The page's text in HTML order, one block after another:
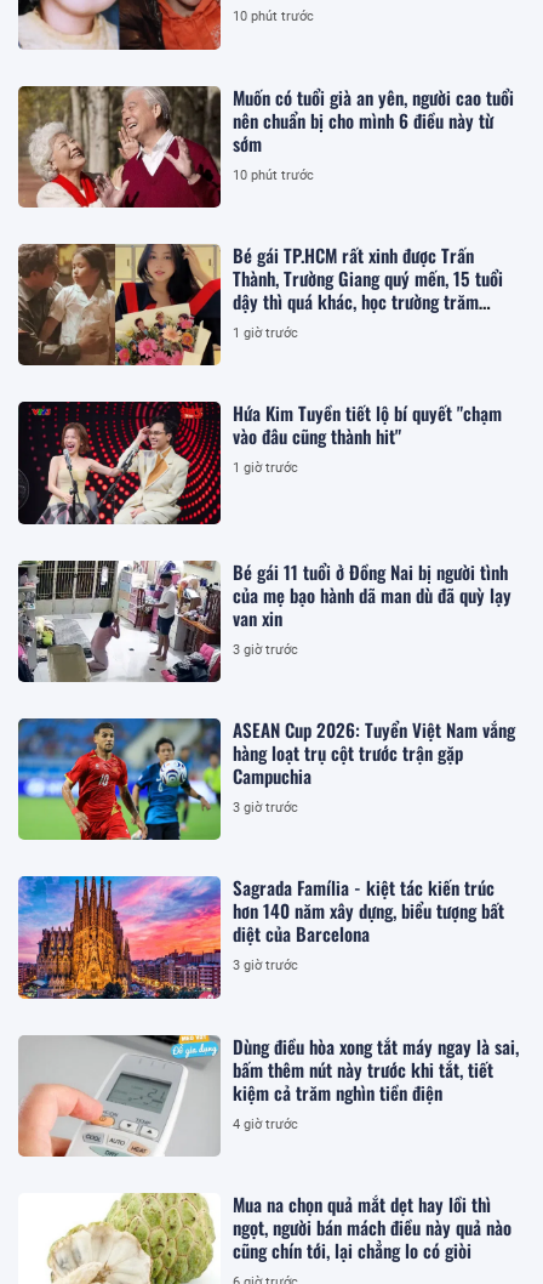
10 phút trước
Muốn có tuổi già an yên, người cao tuổi
nên chuẩn bị cho mình 6 điều này từ
sớm
10 phút trước
Bé gái TP.HCM rất xinh được Trấn
Thành, Trường Giang quý mến, 15 tuổi
dậy thì quá khác, học trường trăm
triệu/năm
1 giờ trước
Hứa Kim Tuyền tiết lộ bí quyết "chạm
vào đâu cũng thành hit"
1 giờ trước
Bé gái 11 tuổi ở Đồng Nai bị người tình
của mẹ bạo hành dã man dù đã quỳ lạy
van xin
3 giờ trước
ASEAN Cup 2026: Tuyển Việt Nam vắng
hàng loạt trụ cột trước trận gặp
Campuchia
3 giờ trước
Sagrada Família - kiệt tác kiến trúc
hơn 140 năm xây dựng, biểu tượng bất
diệt của Barcelona
3 giờ trước
Dùng điều hòa xong tắt máy ngay là sai,
bấm thêm nút này trước khi tắt, tiết
kiệm cả trăm nghìn tiền điện
4 giờ trước
Mua na chọn quả mắt dẹt hay lồi thì
ngọt, người bán mách điều này quả nào
cũng chín tới, lại chẳng lo có giòi